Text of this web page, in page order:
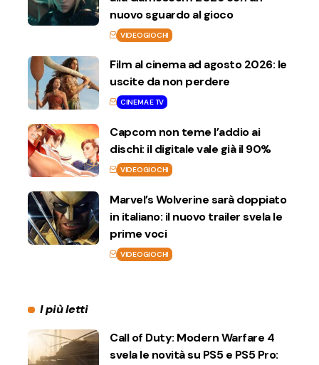
nuovo sguardo al gioco
VIDEOGIOCHI
Film al cinema ad agosto 2026: le
uscite da non perdere
CINEMA E TV
Capcom non teme l’addio ai
dischi: il digitale vale già il 90%
VIDEOGIOCHI
Marvel’s Wolverine sarà doppiato
in italiano: il nuovo trailer svela le
prime voci
VIDEOGIOCHI
I più letti
Call of Duty: Modern Warfare 4
svela le novità su PS5 e PS5 Pro: